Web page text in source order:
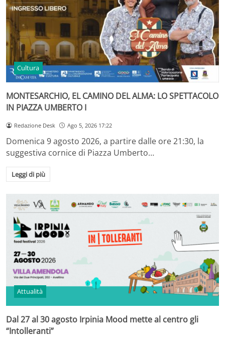
Cultura
MONTESARCHIO, EL CAMINO DEL ALMA: LO SPETTACOLO
IN PIAZZA UMBERTO I
Redazione Desk Ago 5, 2026 17:22
Domenica 9 agosto 2026, a partire dalle ore 21:30, la
suggestiva cornice di Piazza Umberto…
Leggi di più
Attualità
Dal 27 al 30 agosto Irpinia Mood mette al centro gli
“Intolleranti”